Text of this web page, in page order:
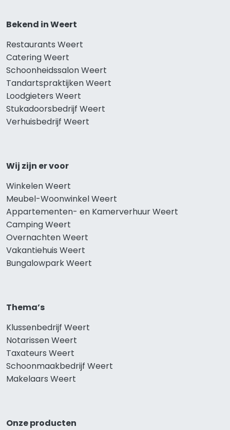
Bekend in Weert
Restaurants Weert
Catering Weert
Schoonheidssalon Weert
Tandartspraktijken Weert
Loodgieters Weert
Stukadoorsbedrijf Weert
Verhuisbedrijf Weert
Wij zijn er voor
Winkelen Weert
Meubel-Woonwinkel Weert
Appartementen- en Kamerverhuur Weert
Camping Weert
Overnachten Weert
Vakantiehuis Weert
Bungalowpark Weert
Thema’s
Klussenbedrijf Weert
Notarissen Weert
Taxateurs Weert
Schoonmaakbedrijf Weert
Makelaars Weert
Onze producten